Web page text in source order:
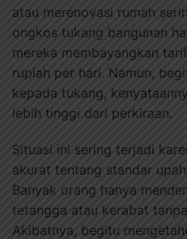
atau merenovasi rumah
ongkos tukang bangunan
mereka membayangkan
rupiah per hari. Namun,
kepada tukang,
lebih tinggi dari perkiraan.
Situasi ini sering terjadi
akurat tentang standar
Banyak orang hanya
tetangga atau kerabat
Akibatnya, begitu